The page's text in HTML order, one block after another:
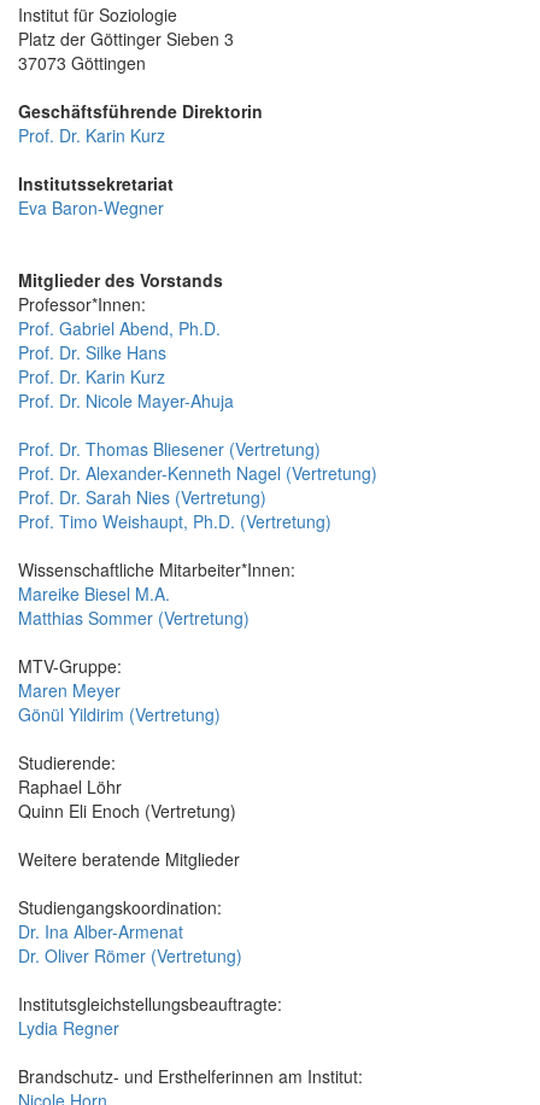
Institut für Soziologie
Platz der Göttinger Sieben 3
37073 Göttingen
Geschäftsführende Direktorin
Prof. Dr. Karin Kurz
Institutssekretariat
Eva Baron-Wegner
Mitglieder des Vorstands
Professor*Innen:
Prof. Gabriel Abend, Ph.D.
Prof. Dr. Silke Hans
Prof. Dr. Karin Kurz
Prof. Dr. Nicole Mayer-Ahuja
Prof. Dr. Thomas Bliesener (Vertretung)
Prof. Dr. Alexander-Kenneth Nagel (Vertretung)
Prof. Dr. Sarah Nies (Vertretung)
Prof. Timo Weishaupt, Ph.D. (Vertretung)
Wissenschaftliche Mitarbeiter*Innen:
Mareike Biesel M.A.
Matthias Sommer (Vertretung)
MTV-Gruppe:
Maren Meyer
Gönül Yildirim (Vertretung)
Studierende:
Raphael Löhr
Quinn Eli Enoch (Vertretung)
Weitere beratende Mitglieder
Studiengangskoordination:
Dr. Ina Alber-Armenat
Dr. Oliver Römer (Vertretung)
Institutsgleichstellungsbeauftragte:
Lydia Regner
Brandschutz- und Ersthelferinnen am Institut:
Nicole Horn